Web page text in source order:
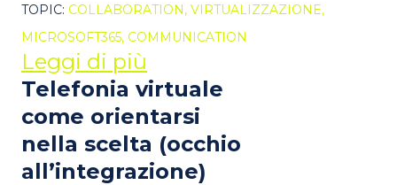
TOPIC: COLLABORATION, VIRTUALIZZAZIONE,
MICROSOFT365, COMMUNICATION
Leggi di più
Telefonia virtuale
come orientarsi
nella scelta (occhio
all’integrazione)